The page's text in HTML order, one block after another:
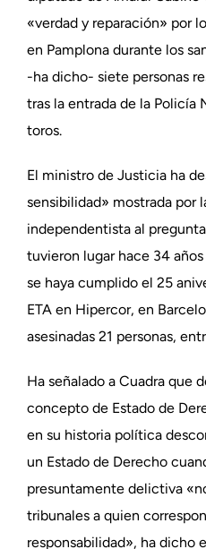
«verdad y reparación» por
en Pamplona durante los
-ha dicho- siete personas
tras la entrada de la Policía
toros.
El ministro de Justicia ha
sensibilidad» mostrada por
independentista al
tuvieron lugar hace 34
se haya cumplido el 25
ETA en Hipercor, en
asesinadas 21 personas,
Ha señalado a Cuadra que
concepto de Estado de
en su historia política
un Estado de Derecho
presuntamente delictiva
tribunales a quien
responsabilidad», ha dicho